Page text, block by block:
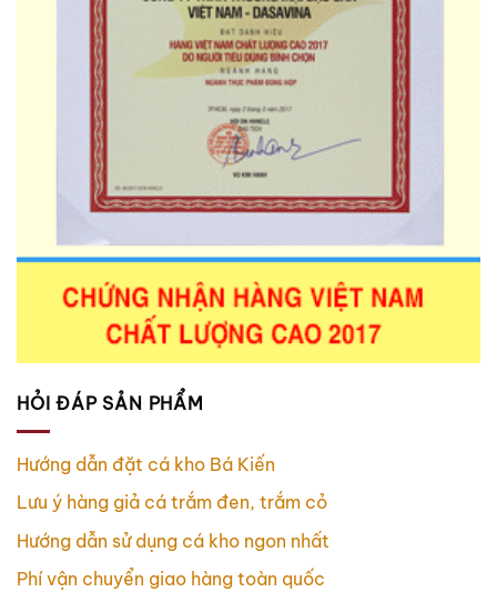
HỎI ĐÁP SẢN PHẨM
Hướng dẫn đặt cá kho Bá Kiến
Lưu ý hàng giả cá trắm đen, trắm cỏ
Hướng dẫn sử dụng cá kho ngon nhất
Phí vận chuyển giao hàng toàn quốc